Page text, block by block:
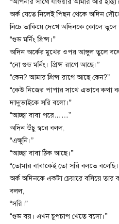
অর্ক যেতে নিলেই পিছন থেকে অদিন
নিচে তাকিয়ে দেখে অদিনকে কোলে তুলে
“গুড মর্নিং প্রিন্স।”
অদিন অর্কের মুখের ওপর আঙ্গুল তুলে
“নো গুড মর্নিং। প্রিন্স রাগে আছে।”
“কেন? আমার প্রিন্স রাগে আছে কেন?”
“কেউ নিজের পাপার সাথে এভাবে কথা
দাদুভাইকে সরি বলো।”
“আচ্ছা বাবা পরে……”
অদিন উঁচু স্বরে বলল,
“এক্ষুনি।”
“আচ্ছা বাবা ঠিক আছে।”
“তোমার বাবাকেই তো সরি বলতে
অর্ক অদিনকে একটা চেয়ারে বসিয়ে
বলল,
“সরি।”
“গুড বয়। এখন চুপচাপ খেতে বসো।”